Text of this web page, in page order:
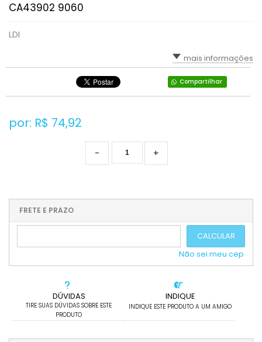
CA43902 9060
LDI
mais informações
Compartilhar
DÚVIDAS
TIRE SUAS DÚVIDAS SOBRE ESTE
PRODUTO
INDIQUE
INDIQUE ESTE PRODUTO A UM AMIGO
por: R$ 74,92
+
-
FRETE E PRAZO
CALCULAR
Não sei meu cep